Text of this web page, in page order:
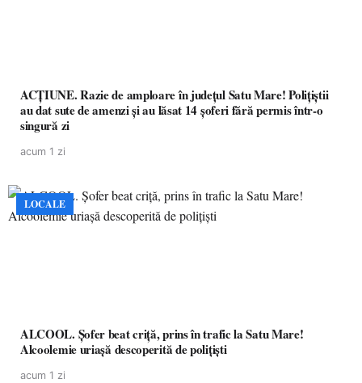
ACȚIUNE. Razie de amploare în județul Satu Mare! Polițiștii
au dat sute de amenzi și au lăsat 14 șoferi fără permis într-o
singură zi
acum 1 zi
LOCALE
ALCOOL. Șofer beat criță, prins în trafic la Satu Mare!
Alcoolemie uriașă descoperită de polițiști
acum 1 zi